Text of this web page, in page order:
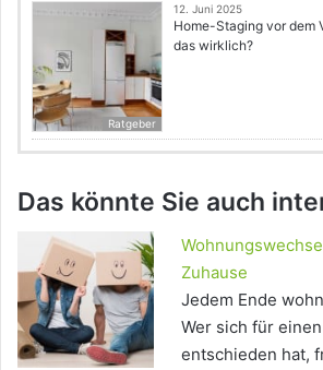
Ratgeber
12. Juni 2025
Home-Staging vor dem
das wirklich?
Das könnte Sie auch
Zuhause
Jedem Ende
Wer sich für
entschieden hat,